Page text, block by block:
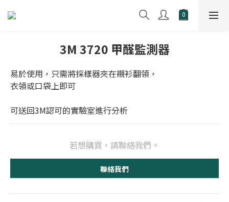
3M 3720 甲醛監測器
易於使用，只需將採樣器夾在襯衫翻領，
衣領或口袋上即可
可送回3M認可的實驗室進行分析
若想購買，請聯絡我們。
聯絡我們